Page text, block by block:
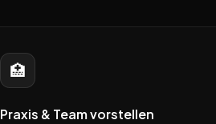
🏥
Praxis & Team vorstellen